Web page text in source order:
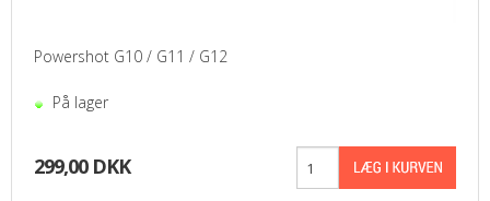
Powershot G10 / G11 / G12
På lager
299,00 DKK